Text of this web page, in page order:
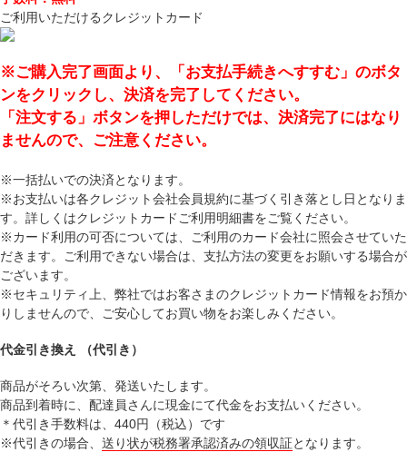
ご利用いただけるクレジットカード
※ご購入完了画面より、「お支払手続きへすすむ」のボタ
ンをクリックし、決済を完了してください。
「注文する」ボタンを押しただけでは、決済完了にはなり
ませんので、ご注意ください。
※一括払いでの決済となります。
※お支払いは各クレジット会社会員規約に基づく引き落とし日となりま
す。詳しくはクレジットカードご利用明細書をご覧ください。
※カード利用の可否については、ご利用のカード会社に照会させていた
だきます。ご利用できない場合は、支払方法の変更をお願いする場合が
ございます。
※セキュリティ上、弊社ではお客さまのクレジットカード情報をお預か
りしませんので、ご安心してお買い物をお楽しみください。
代金引き換え （代引き）
商品がそろい次第、 発送いたします。
商品到着時に、配達員さんに現金にて代金をお支払いください。
＊代引き手数料は、440円（税込）です
※代引きの場合、 送り状が税務署承認済みの領収証となります。